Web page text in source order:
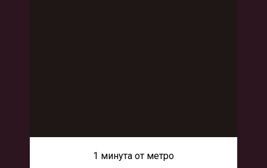
1 минута от метро